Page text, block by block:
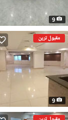
9
مقبول ترین
9